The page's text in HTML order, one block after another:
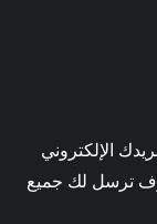
الإلكتروني
ترسل لك جميع